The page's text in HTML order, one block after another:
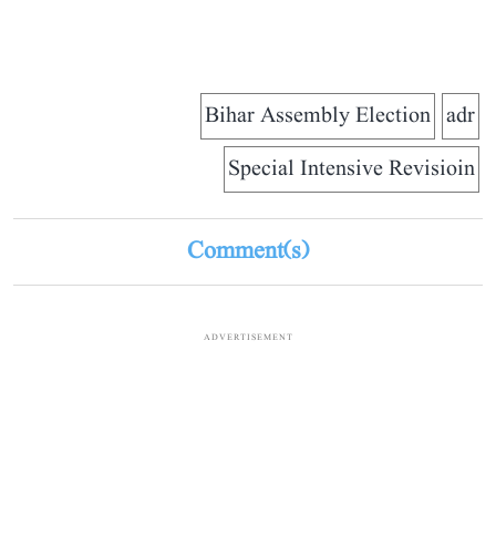
adr
Bihar Assembly Election
Special Intensive Revisioin
Comment(s)
ADVERTISEMENT